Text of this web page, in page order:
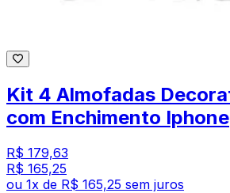
Kit 4 Almofadas
com Enchimento Iphone
R$ 179,63
R$ 165,25
ou 1x de R$ 165,25 sem juros